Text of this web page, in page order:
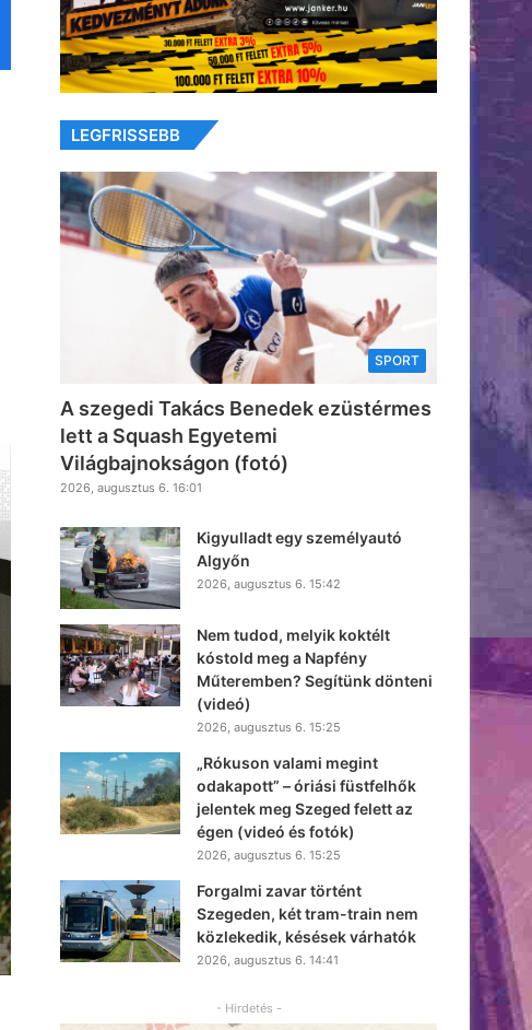
LEGFRISSEBB
SPORT
A szegedi Takács Benedek ezüstérmes
lett a Squash Egyetemi
Világbajnokságon (fotó)
2026, augusztus 6. 16:01
Kigyulladt egy személyautó
Algyőn
2026, augusztus 6. 15:42
Nem tudod, melyik koktélt
kóstold meg a Napfény
Műteremben? Segítünk dönteni
(videó)
2026, augusztus 6. 15:25
„Rókuson valami megint
odakapott” – óriási füstfelhők
jelentek meg Szeged felett az
égen (videó és fotók)
2026, augusztus 6. 15:25
Forgalmi zavar történt
Szegeden, két tram-train nem
közlekedik, késések várhatók
2026, augusztus 6. 14:41
- Hirdetés -